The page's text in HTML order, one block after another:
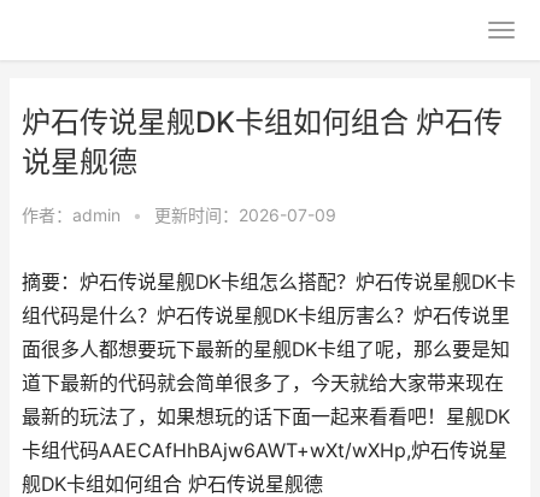
炉石传说星舰DK卡组如何组合 炉石传
说星舰德
作者： admin • 更新时间：2026-07-09
摘要：炉石传说星舰DK卡组怎么搭配？炉石传说星舰DK卡
组代码是什么？炉石传说星舰DK卡组厉害么？炉石传说里
面很多人都想要玩下最新的星舰DK卡组了呢，那么要是知
道下最新的代码就会简单很多了，今天就给大家带来现在
最新的玩法了，如果想玩的话下面一起来看看吧！星舰DK
卡组代码AAECAfHhBAjw6AWT+wXt/wXHp,炉石传说星
舰DK卡组如何组合 炉石传说星舰德